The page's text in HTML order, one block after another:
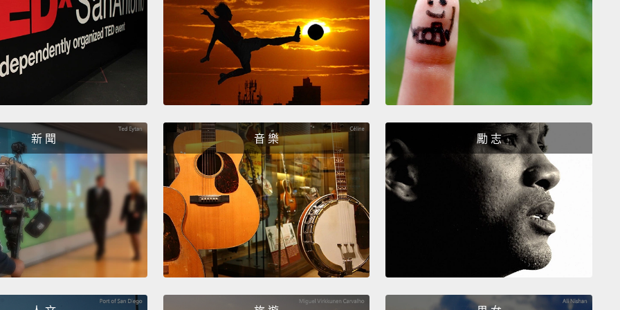
And now I will leave. You're welcome! And if you would
like, I'll teach you a little more so you can actually learn
how to teach a freaking class, because since I've got
here, I've done nothing but reading packets.
So don't try
to take credibility for teaching me jack.
妳可以真的學會如何教一堂該死的課，因為從我到這裡以來，
我什麼都沒做，只是在閱讀講義。所以別試圖以教我那麼一丁
點東西而想居功。
Just go. Bye.
Close the door.
快走吧。掰掰。帶上門。
新 聞 音 樂 勵 志